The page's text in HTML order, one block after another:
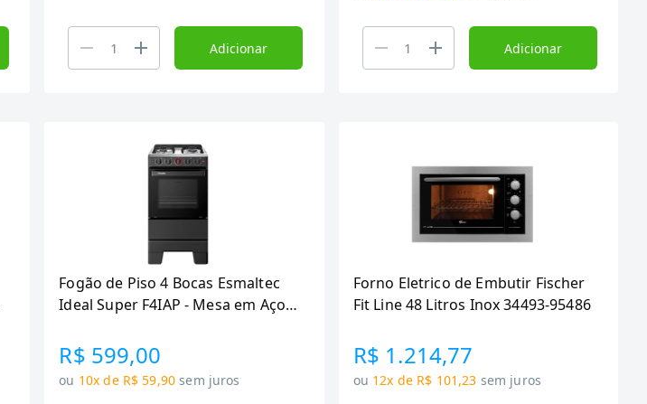
Adicionar Adicionar
Fogão de Piso 4 Bocas Esmaltec
Ideal Super F4IAP - Mesa em Aço
Preto, Bivolt
R$ 599,00
ou 10x de R$ 59,90 sem juros
Forno Eletrico de Embutir Fischer
Fit Line 48 Litros Inox 34493-95486
R$ 1.214,77
ou 12x de R$ 101,23 sem juros